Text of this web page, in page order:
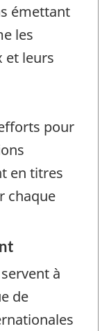
émettant
les
et leurs
pour
en titres
chaque
à
de